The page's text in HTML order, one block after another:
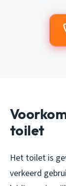
toilet
Het toilet is
verkeerd